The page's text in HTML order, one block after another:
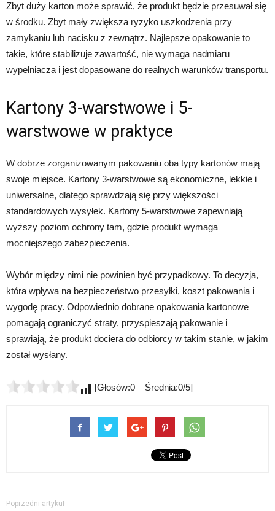
Zbyt duży karton może sprawić, że produkt będzie przesuwał się
w środku. Zbyt mały zwiększa ryzyko uszkodzenia przy
zamykaniu lub nacisku z zewnątrz. Najlepsze opakowanie to
takie, które stabilizuje zawartość, nie wymaga nadmiaru
wypełniacza i jest dopasowane do realnych warunków transportu.
Kartony 3-warstwowe i 5-
warstwowe w praktyce
W dobrze zorganizowanym pakowaniu oba typy kartonów mają
swoje miejsce. Kartony 3-warstwowe są ekonomiczne, lekkie i
uniwersalne, dlatego sprawdzają się przy większości
standardowych wysyłek. Kartony 5-warstwowe zapewniają
wyższy poziom ochrony tam, gdzie produkt wymaga
mocniejszego zabezpieczenia.
Wybór między nimi nie powinien być przypadkowy. To decyzja,
która wpływa na bezpieczeństwo przesyłki, koszt pakowania i
wygodę pracy. Odpowiednio dobrane opakowania kartonowe
pomagają ograniczyć straty, przyspieszają pakowanie i
sprawiają, że produkt dociera do odbiorcy w takim stanie, w jakim
został wysłany.
[Głosów:0 Średnia:0/5]
Poprzedni artykuł